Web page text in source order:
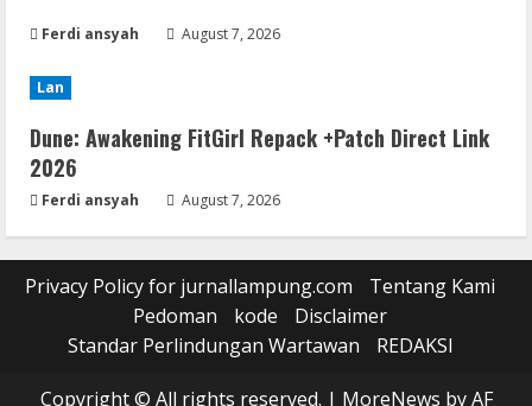
Ferdi ansyah August 7, 2026
Lan
Dune: Awakening FitGirl Repack +Patch Direct Link
2026
Ferdi ansyah August 7, 2026
Privacy Policy for jurnallampung.com
Tentang Kami
Pedoman
kode
Disclaimer
Standar Perlindungan Wartawan
REDAKSI
Copyright © All rights reserved. | MoreNews by AF